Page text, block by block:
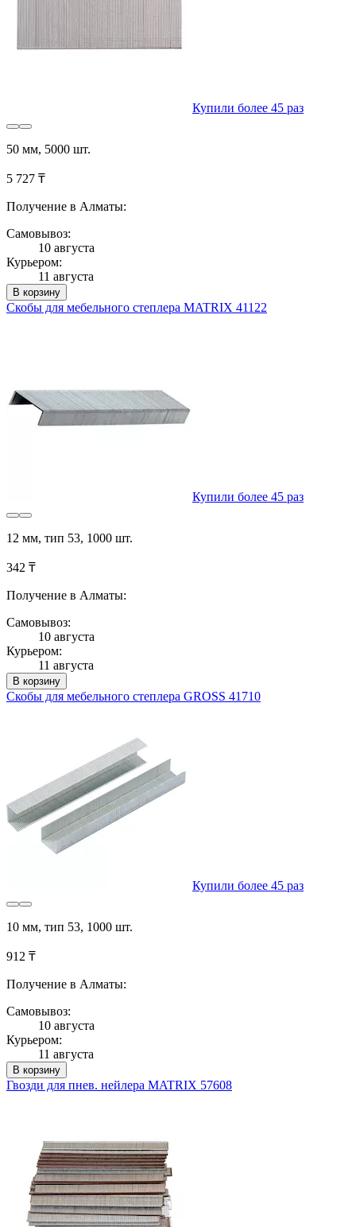
Купили более 45 раз
50 мм, 5000 шт.
5 727 ₸
Получение в Алматы:
Самовывоз:
10 августа
Курьером:
11 августа
В корзину
Скобы для мебельного степлера MATRIX 41122
Купили более 45 раз
12 мм, тип 53, 1000 шт.
342 ₸
Получение в Алматы:
Самовывоз:
10 августа
Курьером:
11 августа
В корзину
Скобы для мебельного степлера GROSS 41710
Купили более 45 раз
10 мм, тип 53, 1000 шт.
912 ₸
Получение в Алматы:
Самовывоз:
10 августа
Курьером:
11 августа
В корзину
Гвозди для пнев. нейлера MATRIX 57608